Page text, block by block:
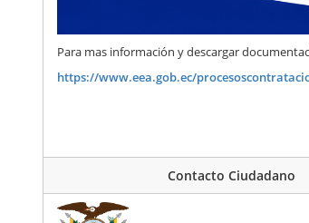
Para mas información y descargar
https://www.eea.gob.ec/
Contacto Ciudadano